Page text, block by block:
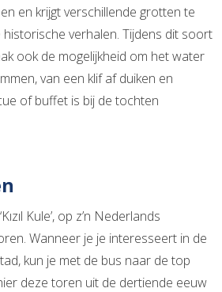
en krijgt verschillende grotten te
verhalen. Tijdens dit soort
ook de mogelijkheid om het water
van een klif af duiken en
of buffet is bij de tochten
Kule’, op z’n Nederlands
Wanneer je je interesseert in de
kun je met de bus naar de top
deze toren uit de dertiende eeuw